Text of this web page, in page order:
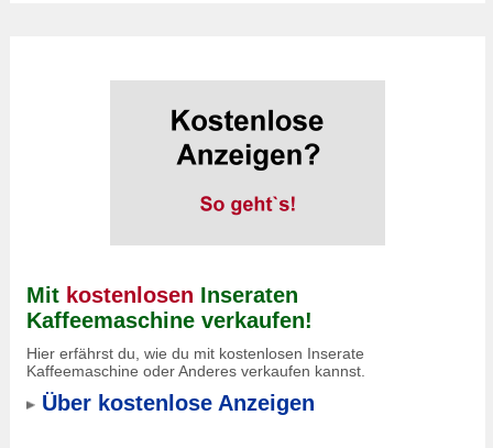
Mit kostenlosen Inseraten
Kaffeemaschine verkaufen!
Hier erfährst du, wie du mit kostenlosen Inserate
Kaffeemaschine oder Anderes verkaufen kannst.
Über kostenlose Anzeigen